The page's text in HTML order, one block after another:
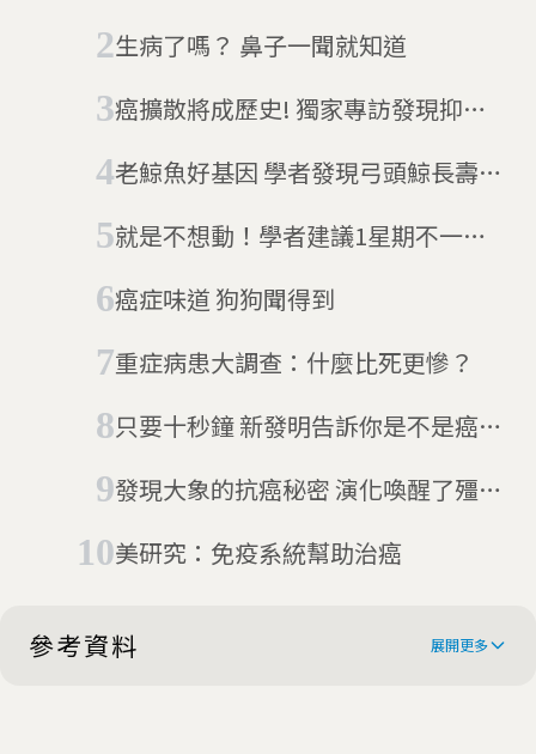
生病了嗎？ 鼻子一聞就知道
癌擴散將成歷史! 獨家專訪發現抑制
老鯨魚好基因 學者發現弓頭鯨長壽秘
就是不想動！學者建議1星期不一定
癌症味道 狗狗聞得到
重症病患大調查：什麼比死更慘？
只要十秒鐘 新發明告訴你是不是癌細
發現大象的抗癌秘密 演化喚醒了殭屍
美研究：免疫系統幫助治癌
參考資料 展開更多